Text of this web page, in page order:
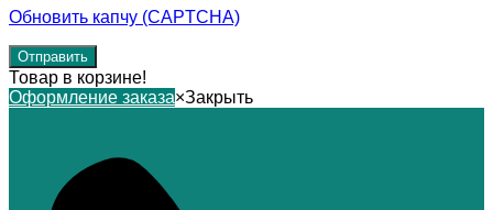
Обновить капчу (CAPTCHA)
Товар в корзине!
Оформление заказа×Закрыть